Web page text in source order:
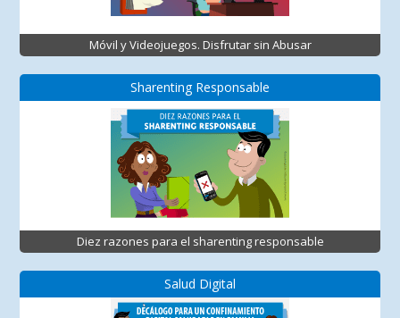
Móvil y Videojuegos. Disfrutar sin Abusar
Sharenting Responsable
Diez razones para el sharenting responsable
Salud Digital